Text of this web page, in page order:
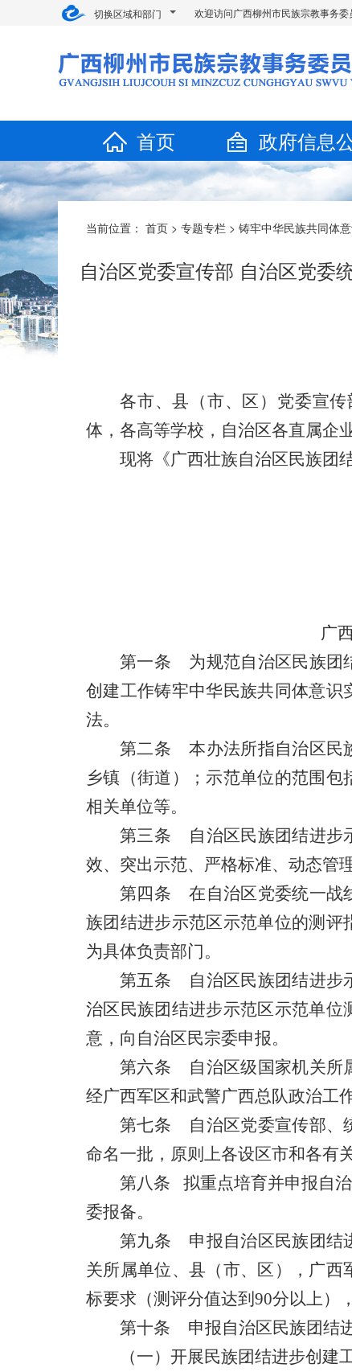
切换区域和部门 欢迎访问广西柳州市民族宗教事务委
首页 政府信息
当前位置： 首页 > 专题专栏 > 铸牢中华民族共同体
自治区党委宣传部 自治区党委
各市、县（市、区）党委宣
体，各高等学校，自治区各直属企
现将《广西壮族自治区民族团
广
第一条 为规范自治区民族团
创建工作铸牢中华民族共同体意
法。
第二条 本办法所指自治区民
乡镇（街道）；示范单位的范围
相关单位等。
第三条 自治区民族团结进步
效、突出示范、严格标准、动态管
第四条 在自治区党委统一战
族团结进步示范区示范单位的测
为具体负责部门。
第五条 自治区民族团结进步
治区民族团结进步示范区示范单位
意，向自治区民宗委申报。
第六条 自治区级国家机关所
经广西军区和武警广西总队政治工
第七条 自治区党委宣传部、
命名一批，原则上各设区市和各有
第八条 拟重点培育并申报自
委报备。
第九条 申报自治区民族团结
关所属单位、县（市、区），广
标要求（测评分值达到90分以上）
第十条 申报自治区民族团结
（一）开展民族团结进步创建